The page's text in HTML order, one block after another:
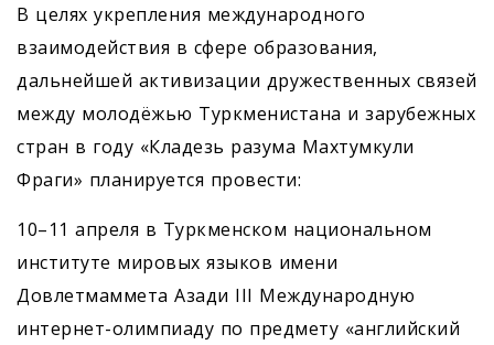
В целях укрепления международного
взаимодействия в сфере образования,
дальнейшей активизации дружественных связей
между молодёжью Туркменистана и зарубежных
стран в году «Кладезь разума Махтумкули
Фраги» планируется провести:
10–11 апреля в Туркменском национальном
институте мировых языков имени
Довлетмаммета Азади III Международную
интернет-олимпиаду по предмету «английский